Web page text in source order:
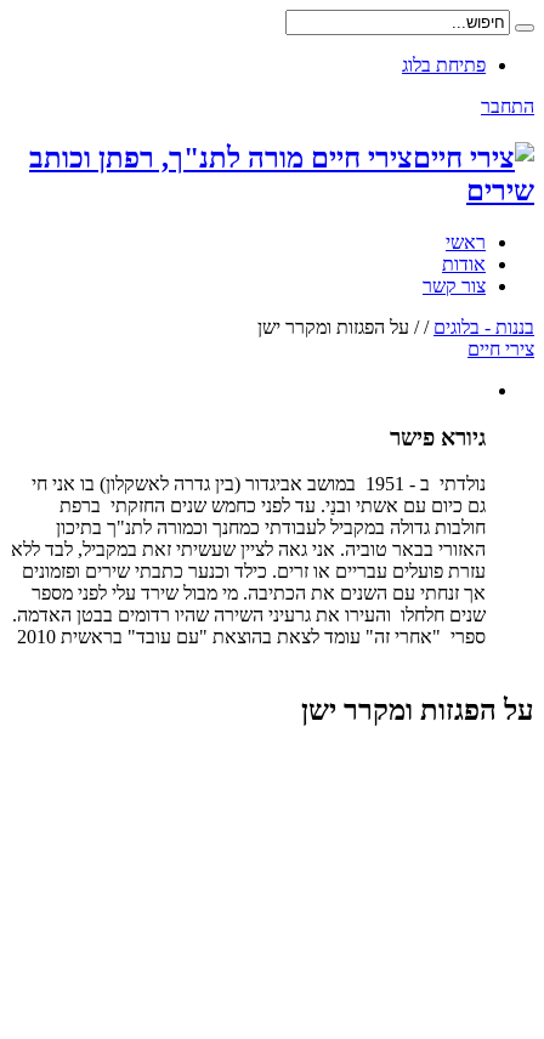
פתיחת בלוג
התחבר
צירי חיים מורה לתנ"ך, רפתן וכותב
שירים
ראשי
אודות
צור קשר
בננות - בלוגים /
/ על הפגזות ומקרר ישן
צירי חיים
גיורא פישר
נולדתי ב - 1951 במושב אביגדור (בין גדרה לאשקלון) בו אני חי
גם כיום עם אשתי ובנַי. עד לפני כחמש שנים החזקתי ברפת
חולבות גדולה במקביל לעבודתי כמחנך וכמורה לתנ"ך בתיכון
האזורי בבאר טוביה. אני גאה לציין שעשיתי זאת במקביל, לבד ללא
עזרת פועלים עבריים או זרים. כילד וכנער כתבתי שירים ופזמונים
אך זנחתי עם השנים את הכתיבה. מי מבול שירד עלי לפני מספר
שנים חלחלו והעירו את גרעיני השירה שהיו רדומים בבטן האדמה.
ספרי "אחרי זה" עומד לצאת בהוצאת "עם עובד" בראשית 2010
על הפגזות ומקרר ישן